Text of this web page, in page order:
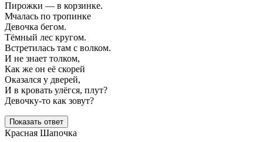
Пирожки — в корзинке.
Мчалась по тропинке
Девочка бегом.
Тёмный лес кругом.
Встретилась там с волком.
И не знает толком,
Как же он её скорей
Оказался у дверей,
И в кровать улёгся, плут?
Девочку-то как зовут?
Показать ответ
Красная Шапочка